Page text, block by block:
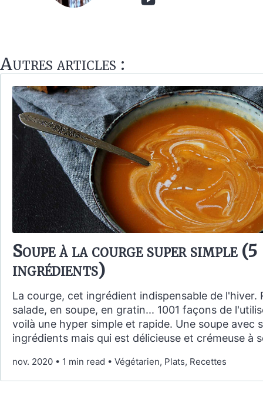
Autres articles :
Soupe à la courge super simple (5
ingrédients)
La courge, cet ingrédient indispensable de l'hiver.
salade, en soupe, en gratin... 1001 façons de
voilà une hyper simple et rapide. Une soupe avec
ingrédients mais qui est délicieuse et crémeuse à
nov. 2020 • 1 min read • Végétarien, Plats, Recettes